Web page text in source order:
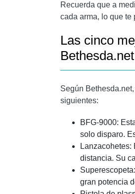
Recuerda que a
cada arma, lo que te
Las cinco
Bethesda.net
Según
siguientes:
BFG-9000:
solo disparo.
distancia. Su
gran potencia